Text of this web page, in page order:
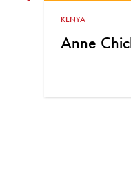
KENYA
Bradley